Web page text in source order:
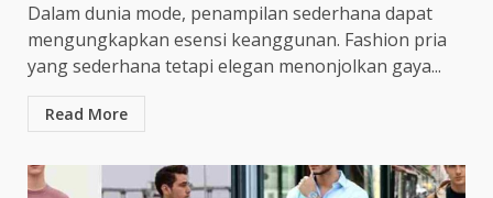
Dalam dunia mode, penampilan sederhana dapat
mengungkapkan esensi keanggunan. Fashion pria
yang sederhana tetapi elegan menonjolkan gaya...
Read More